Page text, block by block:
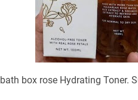
box rose Hydrating Toner.